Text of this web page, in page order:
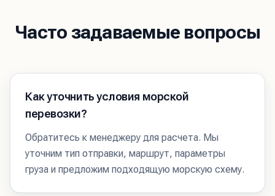
Часто задаваемые вопросы
Как уточнить условия морской
перевозки?
Обратитесь к менеджеру для расчета. Мы
уточним тип отправки, маршрут, параметры
груза и предложим подходящую морскую схему.